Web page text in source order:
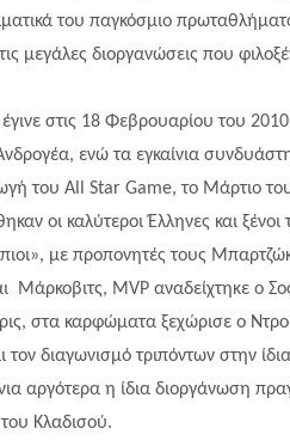
του παγκόσμιο
μεγάλες διοργανώσεις που
στις 18 Φεβρουαρίου του
ενώ τα εγκαίνια
του All Star Game, το Μάρτιο
οι καλύτεροι Έλληνες και
με προπονητές τους
MVP αναδείχτηκε ο
στα καρφώματα ξεχώρισε ο
τον διαγωνισμό τριπόντων στην
αργότερα η ίδια διοργάνωση
Κλαδισού.